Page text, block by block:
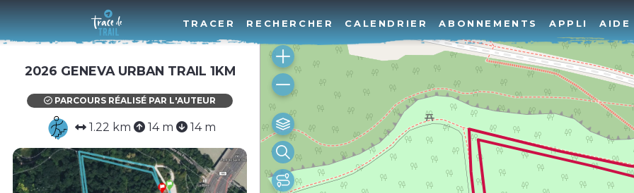
TRACER RECHERCHER CALENDRIER ABONNEMENTS APPLI AIDE
2026 GENEVA URBAN TRAIL 1KM
PARCOURS RÉALISÉ PAR L'AUTEUR
1.22 km 14 m 14 m